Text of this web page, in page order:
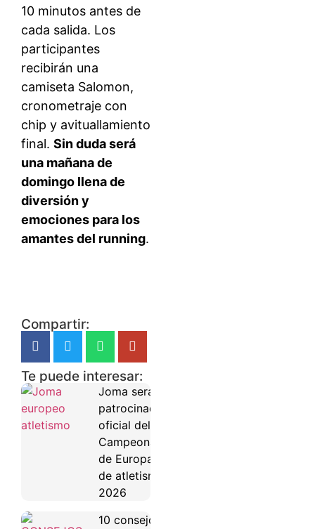
10 minutos antes de
cada salida. Los
participantes
recibirán una
camiseta Salomon,
cronometraje con
chip y avituallamiento
final. Sin duda será
una mañana de
domingo llena de
diversión y
emociones para los
amantes del running.
Compartir:
Te puede interesar:
Joma será
patrocinador
oficial del
Campeonato
de Europa
de atletismo
2026
10 consejos